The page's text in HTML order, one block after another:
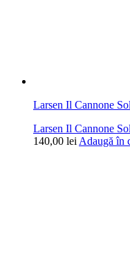
Larsen Il Cannone
Larsen Il Cannone
140,00 lei Adaugă în